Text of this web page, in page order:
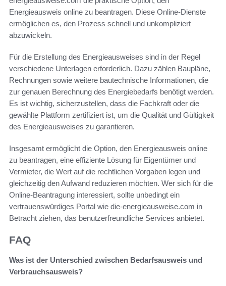
Energieausweis online zu beantragen. Diese Online-Dienste
ermöglichen es, den Prozess schnell und unkompliziert
abzuwickeln.
Für die Erstellung des Energieausweises sind in der Regel
verschiedene Unterlagen erforderlich. Dazu zählen Baupläne,
Rechnungen sowie weitere bautechnische Informationen, die
zur genauen Berechnung des Energiebedarfs benötigt werden.
Es ist wichtig, sicherzustellen, dass die Fachkraft oder die
gewählte Plattform zertifiziert ist, um die Qualität und Gültigkeit
des Energieausweises zu garantieren.
Insgesamt ermöglicht die Option, den Energieausweis online
zu beantragen, eine effiziente Lösung für Eigentümer und
Vermieter, die Wert auf die rechtlichen Vorgaben legen und
gleichzeitig den Aufwand reduzieren möchten. Wer sich für die
Online-Beantragung interessiert, sollte unbedingt ein
vertrauenswürdiges Portal wie die-energieausweise.com in
Betracht ziehen, das benutzerfreundliche Services anbietet.
FAQ
Was ist der Unterschied zwischen Bedarfsausweis und
Verbrauchsausweis?